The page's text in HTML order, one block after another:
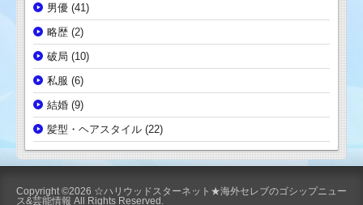
男優 (41)
略歴 (2)
破局 (10)
私服 (6)
結婚 (9)
髪型・ヘアスタイル (22)
Copyright ©2026 ☆ハリウッドスターネット★海外セレブのゴシップニュー
ス&芸能情報 All Rights Reserved.